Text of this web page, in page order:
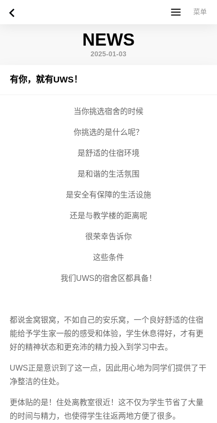
菜单
菜单
NEWS
2025-01-03
有你，就有UWS！
当你挑选宿舍的时候
你挑选的是什么呢？
是舒适的住宿环境
是和谐的生活氛围
是安全有保障的生活设施
还是与教学楼的距离呢
很荣幸告诉你
这些条件
我们UWS的宿舍区都具备！
都说金窝银窝，不如自己的安乐窝，一个良好舒适的住宿
能给予学生家一般的感受和体验，学生休息得好，才有更
好的精神状态和更充沛的精力投入到学习中去。
UWS正是意识到了这一点，因此用心地为同学们提供了干
净整洁的住处。
更体贴的是！住处离教室很近！这不仅为学生节省了大量
的时间与精力，也使得学生往返两地方便了很多。